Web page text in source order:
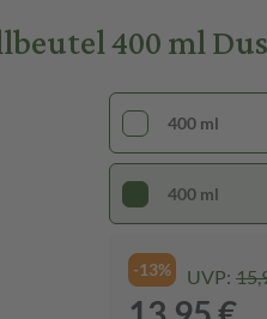
400 ml
400 ml
400 ml
-13% UVP: